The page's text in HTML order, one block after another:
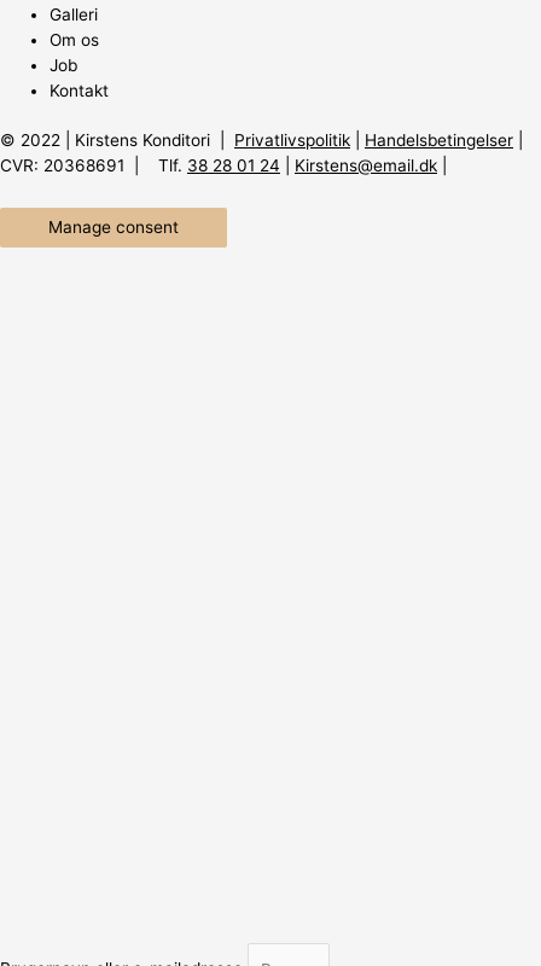
Galleri
Om os
Job
Kontakt
© 2022 | Kirstens Konditori | Privatlivspolitik Handelsbetingelser
CVR: 20368691 | Tlf. 38 28 01 24 Kirstens@email.dk
Manage consent